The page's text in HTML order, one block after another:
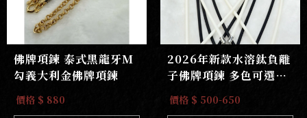
佛牌項鍊 泰式黑龍牙M
勾義大利金佛牌項鍊
價格 $ 880
2026年新款水溶鈦負離
子佛牌項鍊 多色可選樣
式變化多
價格 $ 500-650